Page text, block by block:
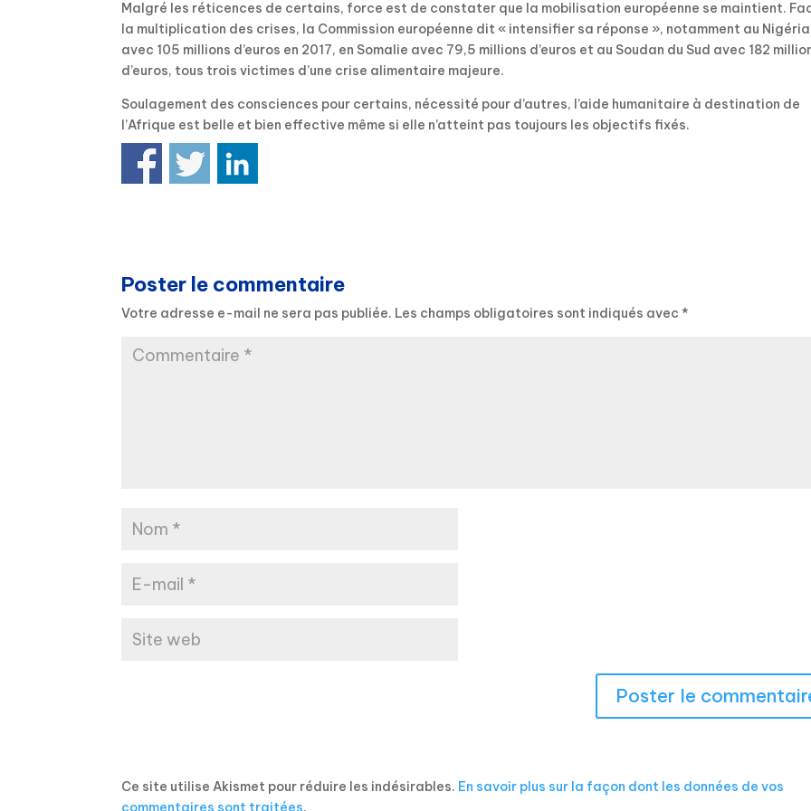
Malgré les réticences de certains, force est de constater que la mobilisation européenne se maintient.
la multiplication des crises, la Commission européenne dit « intensifier sa réponse », notamment au Nigéria
avec 105 millions d’euros en 2017, en Somalie avec 79,5 millions d’euros et au Soudan du Sud avec 182
d’euros, tous trois victimes d’une crise alimentaire majeure.
Soulagement des consciences pour certains, nécessité pour d’autres, l’aide humanitaire à destination de
l’Afrique est belle et bien effective même si elle n’atteint pas toujours les objectifs fixés.
Poster le commentaire
Votre adresse e-mail ne sera pas publiée. Les champs obligatoires sont indiqués avec*
Ce site utilise Akismet pour réduire les indésirables. En savoir plus sur la façon dont les données de vos
commentaires sont traitées.